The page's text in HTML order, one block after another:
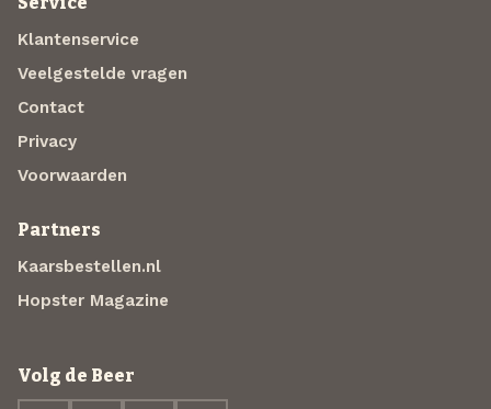
Klantenservice
Veelgestelde vragen
Contact
Privacy
Voorwaarden
Partners
Kaarsbestellen.nl
Hopster Magazine
Volg de Beer